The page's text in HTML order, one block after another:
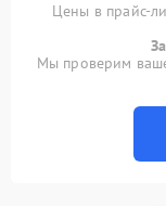
Цены в прайс-
Мы проверим